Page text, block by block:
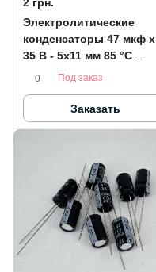
Электролитические
конденсаторы 47 мкф x
35 В - 5x11 мм 85 °C
SAMWHA
0 Под заказ
Заказать